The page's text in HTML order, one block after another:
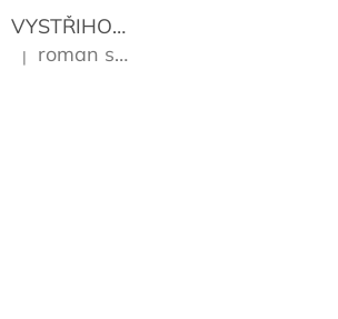
VYSTŘIHOVÁNKY - PRAŽSKÉ PAMÁTKY
Hodnocení produktu je 5 z 5 hvězdiček.
| roman sekanina